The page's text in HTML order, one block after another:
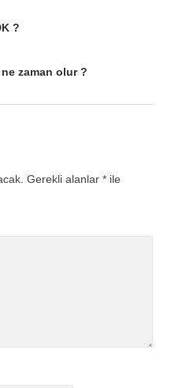
?
zaman olur ?
Gerekli alanlar * ile